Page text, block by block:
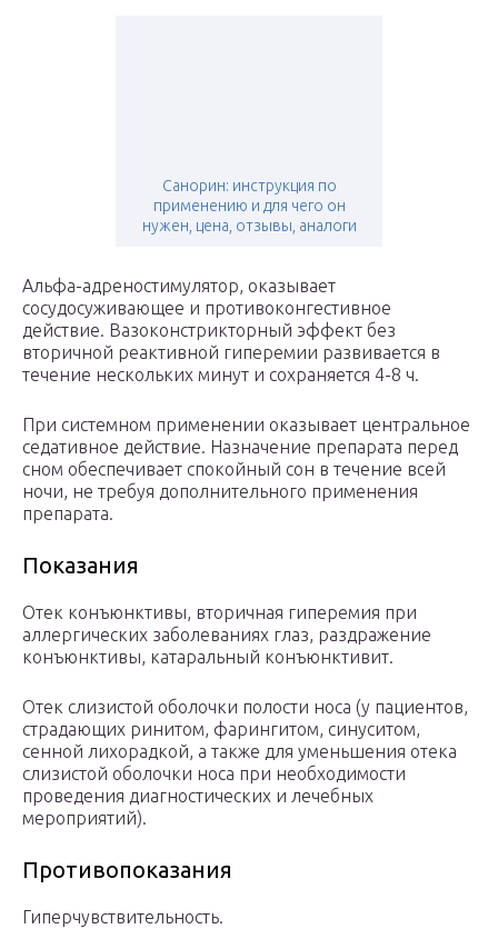
Санорин: инструкция по
применению и для чего он
нужен, цена, отзывы, аналоги
Альфа-адреностимулятор, оказывает
сосудосуживающее и противоконгестивное
действие. Вазоконстрикторный эффект без
вторичной реактивной гиперемии развивается в
течение нескольких минут и сохраняется 4-8 ч.
При системном применении оказывает центральное
седативное действие. Назначение препарата перед
сном обеспечивает спокойный сон в течение всей
ночи, не требуя дополнительного применения
препарата.
Показания
Отек конъюнктивы, вторичная гиперемия при
аллергических заболеваниях глаз, раздражение
конъюнктивы, катаральный конъюнктивит.
Отек слизистой оболочки полости носа (у пациентов,
страдающих ринитом, фарингитом, синуситом,
сенной лихорадкой, а также для уменьшения отека
слизистой оболочки носа при необходимости
проведения диагностических и лечебных
мероприятий).
Противопоказания
Гиперчувствительность.